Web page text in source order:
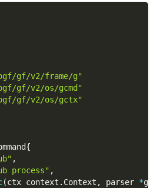
gf/v2/frame/g"
gf/v2/os/gcmd"
gf/v2/os/gctx"
{
,
process" ,
(ctx context . Context , parser *